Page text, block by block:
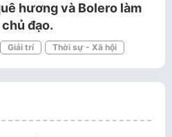
hương và Bolero làm
đạo.
Giải trí Thời sự - Xã hội